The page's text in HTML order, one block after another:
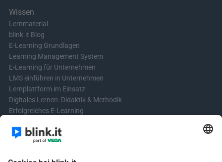
Wissen
Lernmaterial
blink.it Blog
E-Learning Grundlagen
Learning Management System
E-Learning für Unternehmen
LMS einführen in Unternehmen
Lernplattform im Einsatz
Digitales Lernen: Didaktik & Methodik
Erfolgreiches E-Learning
Learning & Development
Videos für Online-Kurse erstellen